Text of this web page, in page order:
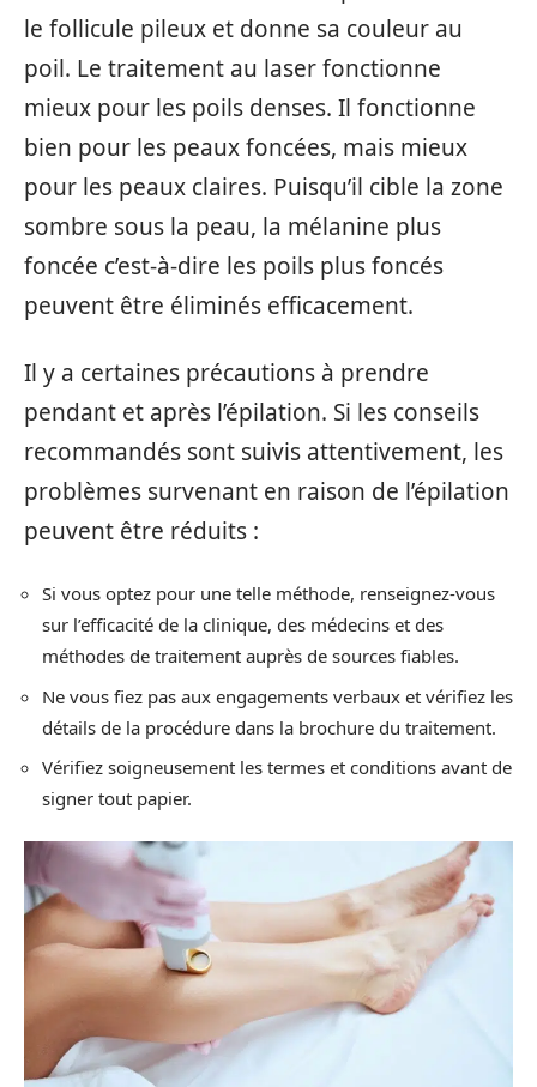
le follicule pileux et donne sa couleur au
poil. Le traitement au laser fonctionne
mieux pour les poils denses. Il fonctionne
bien pour les peaux foncées, mais mieux
pour les peaux claires. Puisqu’il cible la zone
sombre sous la peau, la mélanine plus
foncée c’est-à-dire les poils plus foncés
peuvent être éliminés efficacement.
Il y a certaines précautions à prendre
pendant et après l’épilation. Si les conseils
recommandés sont suivis attentivement, les
problèmes survenant en raison de l’épilation
peuvent être réduits :
Si vous optez pour une telle méthode, renseignez-vous
sur l’efficacité de la clinique, des médecins et des
méthodes de traitement auprès de sources fiables.
Ne vous fiez pas aux engagements verbaux et vérifiez les
détails de la procédure dans la brochure du traitement.
Vérifiez soigneusement les termes et conditions avant de
signer tout papier.